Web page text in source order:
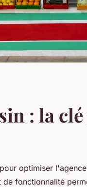
: la
optimiser
fonctionnalité